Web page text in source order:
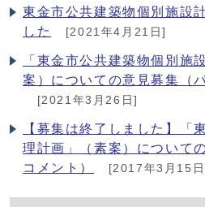
東金市公共建築物個別施設
した
[2021年4月21日]
「東金市公共建築物個別施
案）についての意見募集（
[2021年3月26日]
【募集は終了しました】「
理計画」（素案）について
コメント）
[2017年3月15日